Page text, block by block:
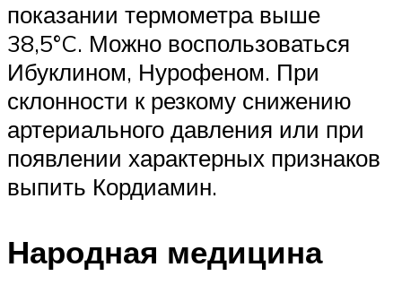
показании термометра выше
38,5°C. Можно воспользоваться
Ибуклином, Нурофеном. При
склонности к резкому снижению
артериального давления или при
появлении характерных признаков
выпить Кордиамин.
Народная медицина